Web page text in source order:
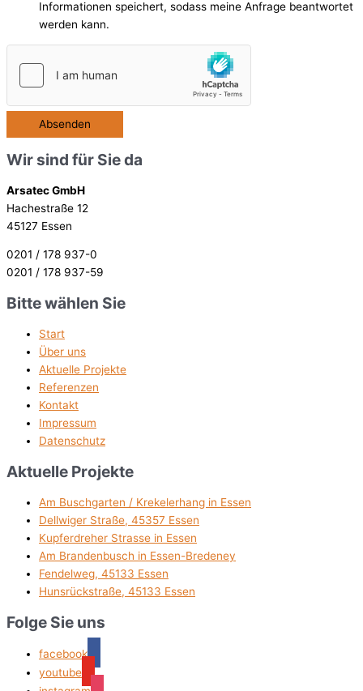
Informationen speichert, sodass meine Anfrage beantwortet
werden kann.
Absenden
Wir sind für Sie da
Arsatec GmbH
Hachestraße 12
45127 Essen
0201 / 178 937-0
0201 / 178 937-59
Bitte wählen Sie
Start
Über uns
Aktuelle Projekte
Referenzen
Kontakt
Impressum
Datenschutz
Aktuelle Projekte
Am Buschgarten / Krekelerhang in Essen
Dellwiger Straße, 45357 Essen
Kupferdreher Strasse in Essen
Am Brandenbusch in Essen-Bredeney
Fendelweg, 45133 Essen
Hunsrückstraße, 45133 Essen
Folge Sie uns
facebook
youtube